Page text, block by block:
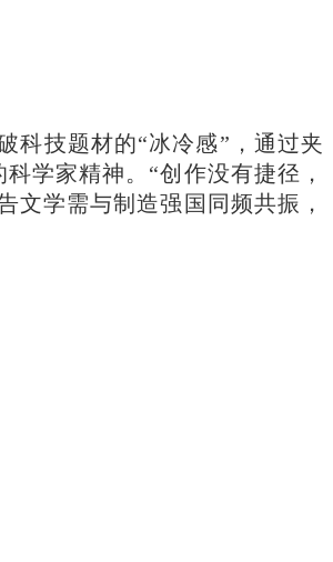
科技题材的“冰冷感”，通过夹
学家精神。“创作没有捷径，
文学需与制造强国同频共振，